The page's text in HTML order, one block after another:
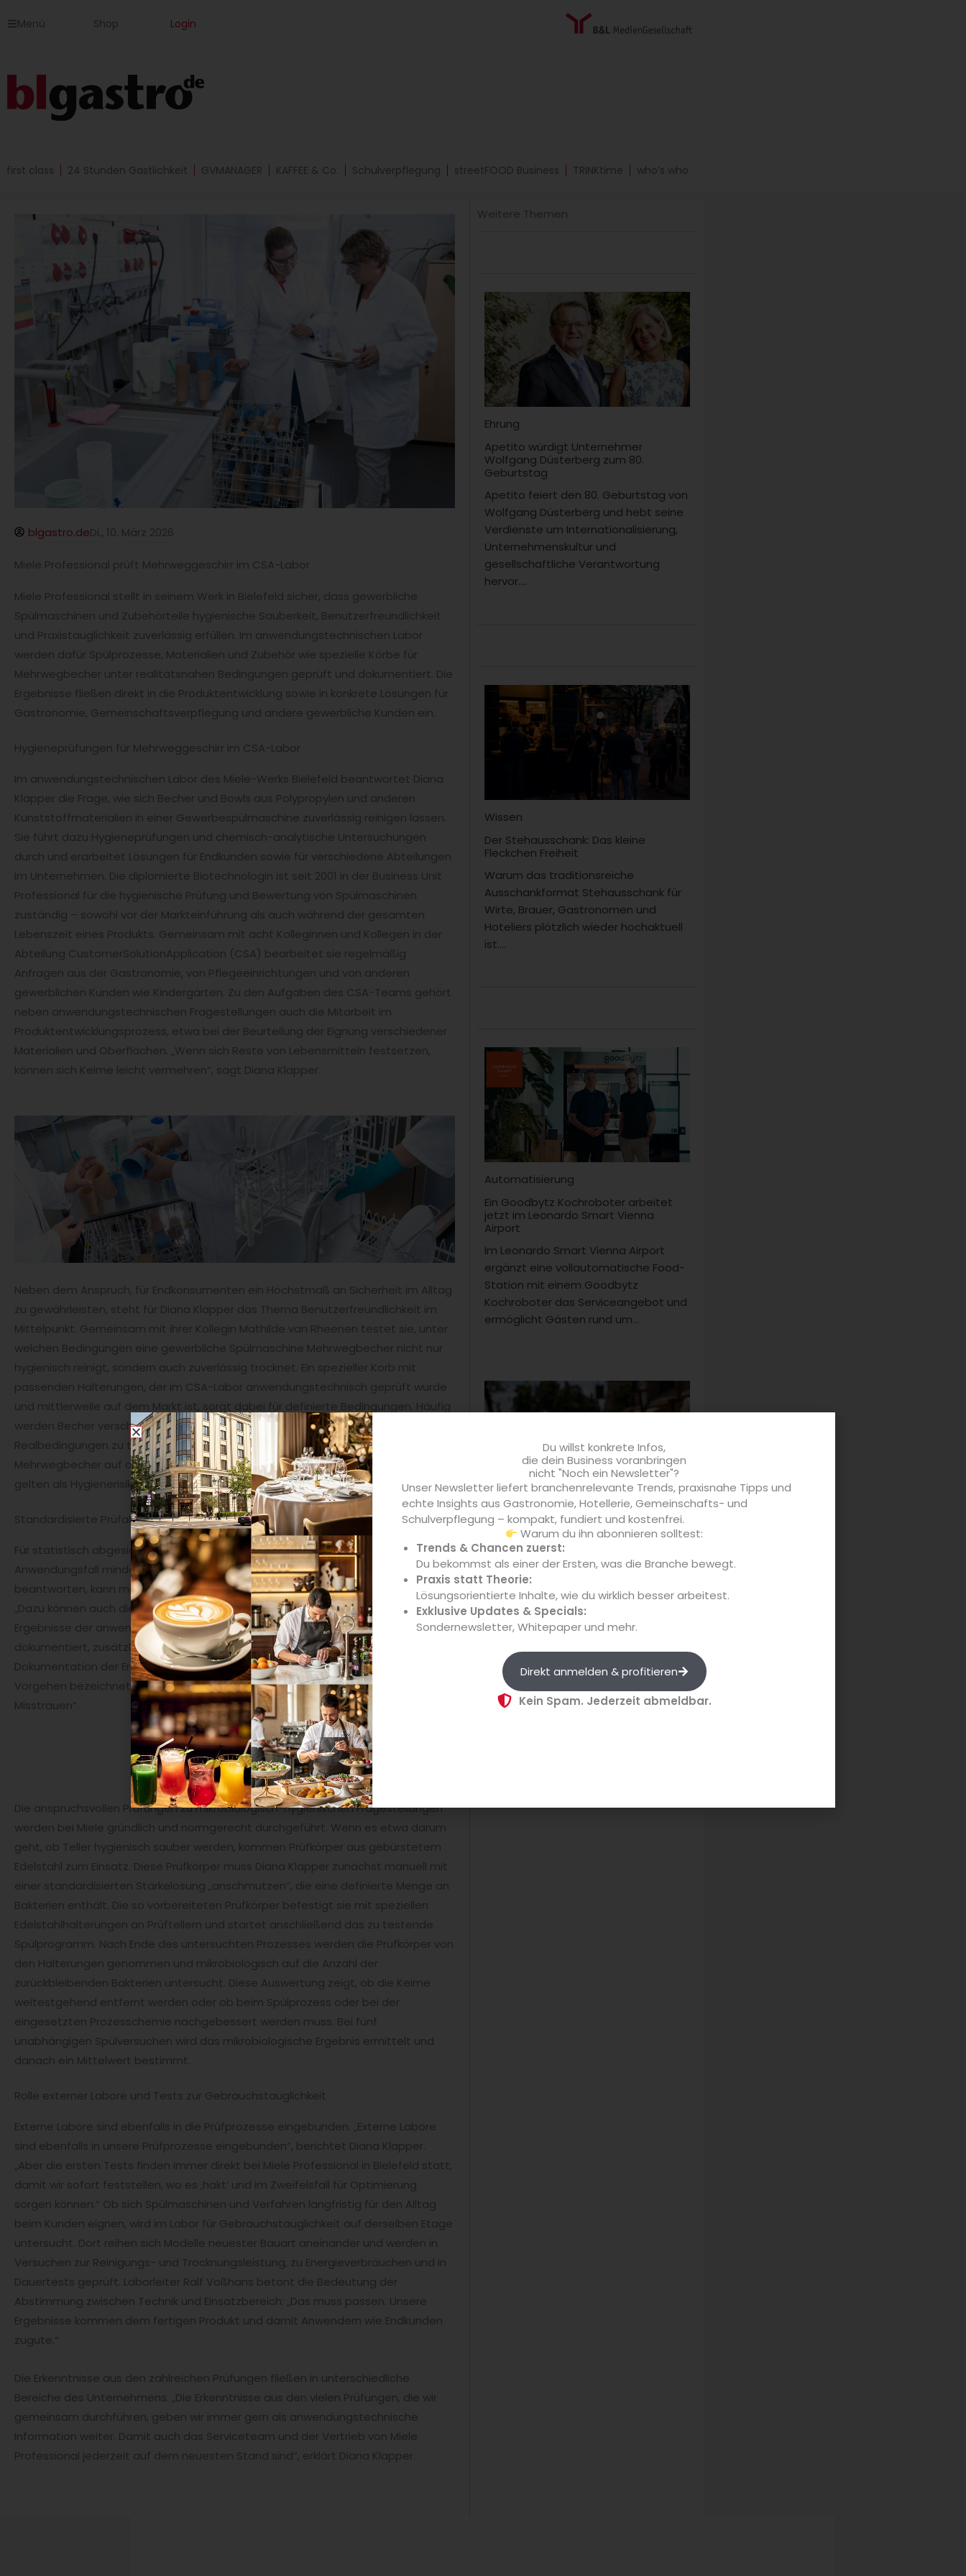
InhaltMenü Shop Login
first class 24 Stunden Gastlichkeit GVMANAGER KAFFEE & Co. Schulverpflegung streetFOOD Business TRINKtime who’s who
blgastro.deDi., 10. März 2026
Miele Professional prüft Mehrweggeschirr im CSA-Labor
Miele Professional stellt in seinem Werk in Bielefeld sicher, dass gewerbliche
Spülmaschinen und Zubehörteile hygienische Sauberkeit, Benutzerfreundlichkeit
und Praxistauglichkeit zuverlässig erfüllen. Im anwendungstechnischen Labor
werden dafür Spülprozesse, Materialien und Zubehör wie spezielle Körbe für
Mehrwegbecher unter realitätsnahen Bedingungen geprüft und dokumentiert. Die
Ergebnisse fließen direkt in die Produktentwicklung sowie in konkrete Lösungen für
Gastronomie, Gemeinschaftsverpflegung und andere gewerbliche Kunden ein.
Hygieneprüfungen für Mehrweggeschirr im CSA-Labor
Im anwendungstechnischen Labor des Miele-Werks Bielefeld beantwortet Diana
Klapper die Frage, wie sich Becher und Bowls aus Polypropylen und anderen
Kunststoffmaterialien in einer Gewerbespülmaschine zuverlässig reinigen lassen.
Sie führt dazu Hygieneprüfungen und chemisch-analytische Untersuchungen
durch und erarbeitet Lösungen für Endkunden sowie für verschiedene Abteilungen
im Unternehmen. Die diplomierte Biotechnologin ist seit 2001 in der Business Unit
Professional für die hygienische Prüfung und Bewertung von Spülmaschinen
zuständig – sowohl vor der Markteinführung als auch während der gesamten
Lebenszeit eines Produkts. Gemeinsam mit acht Kolleginnen und Kollegen in der
Abteilung CustomerSolutionApplication (CSA) bearbeitet sie regelmäßig
Anfragen aus der Gastronomie, von Pflegeeinrichtungen und von anderen
gewerblichen Kunden wie Kindergärten. Zu den Aufgaben des CSA-Teams gehört
neben anwendungstechnischen Fragestellungen auch die Mitarbeit im
Produktentwicklungsprozess, etwa bei der Beurteilung der Eignung verschiedener
Materialien und Oberflächen. „Wenn sich Reste von Lebensmitteln festsetzen,
können sich Keime leicht vermehren“, sagt Diana Klapper.
Neben dem Anspruch, für Endkonsumenten ein Höchstmaß an Sicherheit im Alltag
zu gewährleisten, steht für Diana Klapper das Thema Benutzerfreundlichkeit im
Mittelpunkt. Gemeinsam mit ihrer Kollegin Mathilde van Rheenen testet sie, unter
welchen Bedingungen eine gewerbliche Spülmaschine Mehrwegbecher nicht nur
hygienisch reinigt, sondern auch zuverlässig trocknet. Ein spezieller Korb mit
passenden Halterungen, der im CSA-Labor anwendungstechnisch geprüft wurde
und mittlerweile auf dem Markt ist, sorgt dabei für definierte Bedingungen. Häufig
werden Becher verschiedener Hersteller eingesetzt, deren Restfeuchte unter
Realbedingungen zu testen ist. Nach Programmende steht dabei jeder einzelne
Mehrwegbecher auf dem Prüfstand, denn feucht gelagerte Mehrwegbecher
gelten als Hygienerisiko und können Keime übertragen.
Standardisierte Prüfabläufe für verlässliche Ergebnisse
Für statistisch abgesicherte Ergebnisse führt Diana Klapper bei jedem
Anwendungsfall mindestens fünf Spülversuche durch. „Um eine Fragestellung zu
beantworten, kann man an verschiedenen Stellschrauben arbeiten“, sagt sie.
„Dazu können auch die Dosiermengen von Klarspüler und Reiniger gehören.“ Die
Ergebnisse der anwendungstechnischen Prüfungen werden im Anschluss
dokumentiert, zusätzlich wird das Spülgut fotografisch festgehalten. „Die
Dokumentation der Ergebnisse dauert länger als das Spülen selbst.“ Ihr akribisches
Vorgehen bezeichnet sie mit einem Augenzwinkern als „professionelles
Misstrauen“.
Die anspruchsvollen Prüfungen zu mikrobiologisch-hygienischen Fragestellungen
werden bei Miele gründlich und normgerecht durchgeführt. Wenn es etwa darum
geht, ob Teller hygienisch sauber werden, kommen Prüfkörper aus gebürstetem
Edelstahl zum Einsatz. Diese Prüfkörper muss Diana Klapper zunächst manuell mit
einer standardisierten Stärkelösung „anschmutzen“, die eine definierte Menge an
Bakterien enthält. Die so vorbereiteten Prüfkörper befestigt sie mit speziellen
Edelstahlhalterungen an Prüftellern und startet anschließend das zu testende
Spülprogramm. Nach Ende des untersuchten Prozesses werden die Prüfkörper von
den Halterungen genommen und mikrobiologisch auf die Anzahl der
zurückbleibenden Bakterien untersucht. Diese Auswertung zeigt, ob die Keime
weitestgehend entfernt werden oder ob beim Spülprozess oder bei der
eingesetzten Prozesschemie nachgebessert werden muss. Bei fünf
unabhängigen Spülversuchen wird das mikrobiologische Ergebnis ermittelt und
danach ein Mittelwert bestimmt.
Rolle externer Labore und Tests zur Gebrauchstauglichkeit
Externe Labore sind ebenfalls in die Prüfprozesse eingebunden. „Externe Labore
sind ebenfalls in unsere Prüfprozesse eingebunden“, berichtet Diana Klapper.
„Aber die ersten Tests finden immer direkt bei Miele Professional in Bielefeld statt,
damit wir sofort feststellen, wo es ‚hakt‘ und im Zweifelsfall für Optimierung
sorgen können.“ Ob sich Spülmaschinen und Verfahren langfristig für den Alltag
beim Kunden eignen, wird im Labor für Gebrauchstauglichkeit auf derselben Etage
untersucht. Dort reihen sich Modelle neuester Bauart aneinander und werden in
Versuchen zur Reinigungs- und Trocknungsleistung, zu Energieverbräuchen und in
Dauertests geprüft. Laborleiter Ralf Voßhans betont die Bedeutung der
Abstimmung zwischen Technik und Einsatzbereich: „Das muss passen. Unsere
Ergebnisse kommen dem fertigen Produkt und damit Anwendern wie Endkunden
zugute.“
Die Erkenntnisse aus den zahlreichen Prüfungen fließen in unterschiedliche
Bereiche des Unternehmens. „Die Erkenntnisse aus den vielen Prüfungen, die wir
gemeinsam durchführen, geben wir immer gern als anwendungstechnische
Information weiter. Damit auch das Serviceteam und der Vertrieb von Miele
Professional jederzeit auf dem neuesten Stand sind“, erklärt Diana Klapper.
Weitere Themen
Ehrung
Apetito würdigt Unternehmer
Wolfgang Düsterberg zum 80.
Geburtstag
Apetito feiert den 80. Geburtstag von
Wolfgang Düsterberg und hebt seine
Verdienste um Internationalisierung,
Unternehmenskultur und
gesellschaftliche Verantwortung
hervor....
Wissen
Der Stehausschank: Das kleine
Fleckchen Freiheit
Warum das traditionsreiche
Ausschankformat Stehausschank für
Wirte, Brauer, Gastronomen und
Hoteliers plötzlich wieder hochaktuell
ist....
Automatisierung
Ein Goodbytz Kochroboter arbeitet
jetzt im Leonardo Smart Vienna
Airport
Im Leonardo Smart Vienna Airport
ergänzt eine vollautomatische Food-
Station mit einem Goodbytz
Kochroboter das Serviceangebot und
ermöglicht Gästen rund um...
Food
Kneipe 80 und Oschi starten
Partnerschaft und bringen Pastrami
nach München
Die Kooperation zwischen der Kneipe
80 und Oschi Pastrami bringt
handwerklich hergestellte Pastrami-
Sandwiches ins Münchner
Stadtgebiet....
Du willst konkrete Infos,
die dein Business voranbringen
nicht "Noch ein Newsletter"?
Unser Newsletter liefert branchenrelevante Trends, praxisnahe Tipps und
echte Insights aus Gastronomie, Hotellerie, Gemeinschafts- und
Schulverpflegung – kompakt, fundiert und kostenfrei.
Warum du ihn abonnieren solltest:
Trends & Chancen zuerst:
Du bekommst als einer der Ersten, was die Branche bewegt.
Praxis statt Theorie:
Lösungsorientierte Inhalte, wie du wirklich besser arbeitest.
Exklusive Updates & Specials:
Sondernewsletter, Whitepaper und mehr.
Direkt anmelden & profitieren
Kein Spam. Jederzeit abmeldbar.